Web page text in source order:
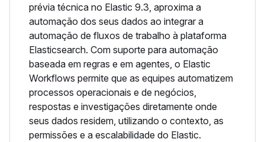
prévia técnica no Elastic 9.3, aproxima a
automação dos seus dados ao integrar a
automação de fluxos de trabalho à plataforma
Elasticsearch. Com suporte para automação
baseada em regras e em agentes, o Elastic
Workflows permite que as equipes automatizem
processos operacionais e de negócios,
respostas e investigações diretamente onde
seus dados residem, utilizando o contexto, as
permissões e a escalabilidade do Elastic.